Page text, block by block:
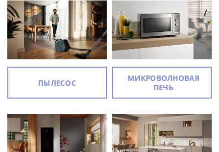
ПЫЛЕСОС
МИКРОВОЛНОВАЯ
ПЕЧЬ